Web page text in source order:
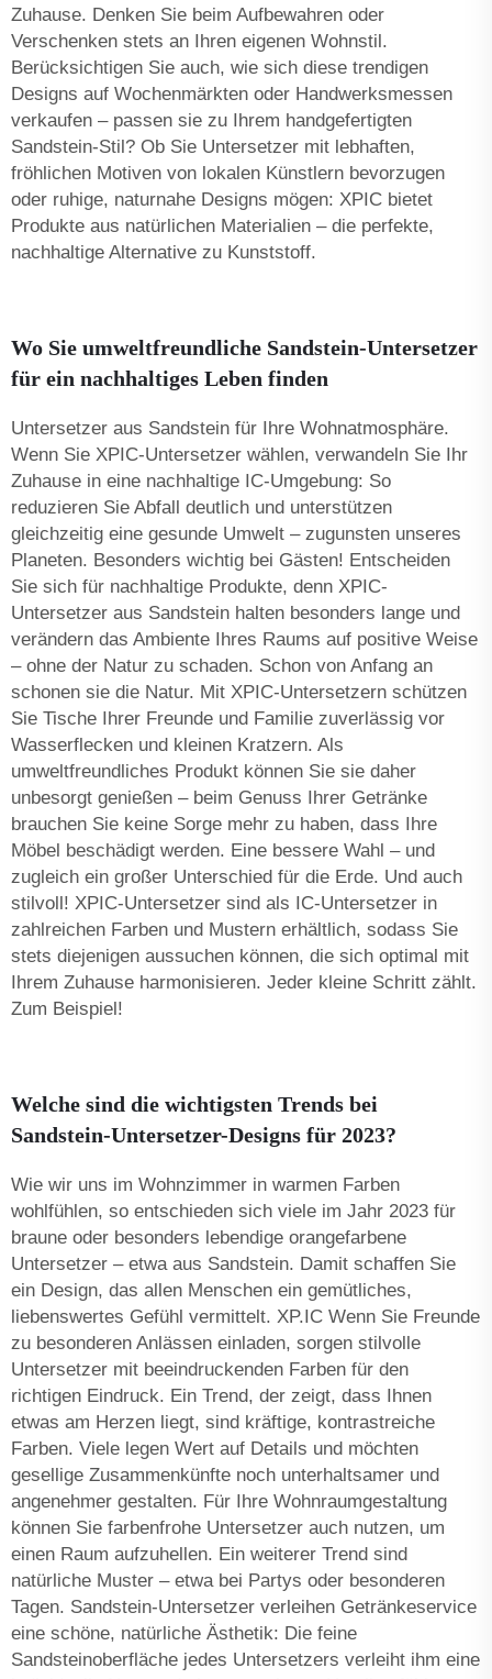
Zuhause. Denken Sie beim Aufbewahren oder
Verschenken stets an Ihren eigenen Wohnstil.
Berücksichtigen Sie auch, wie sich diese trendigen
Designs auf Wochenmärkten oder Handwerksmessen
verkaufen – passen sie zu Ihrem handgefertigten
Sandstein-Stil? Ob Sie Untersetzer mit lebhaften,
fröhlichen Motiven von lokalen Künstlern bevorzugen
oder ruhige, naturnahe Designs mögen: XPIC bietet
Produkte aus natürlichen Materialien – die perfekte,
nachhaltige Alternative zu Kunststoff.
Wo Sie umweltfreundliche Sandstein-Untersetzer
für ein nachhaltiges Leben finden
Untersetzer aus Sandstein für Ihre Wohnatmosphäre.
Wenn Sie XPIC-Untersetzer wählen, verwandeln Sie Ihr
Zuhause in eine nachhaltige IC-Umgebung: So
reduzieren Sie Abfall deutlich und unterstützen
gleichzeitig eine gesunde Umwelt – zugunsten unseres
Planeten. Besonders wichtig bei Gästen! Entscheiden
Sie sich für nachhaltige Produkte, denn XPIC-
Untersetzer aus Sandstein halten besonders lange und
verändern das Ambiente Ihres Raums auf positive Weise
– ohne der Natur zu schaden. Schon von Anfang an
schonen sie die Natur. Mit XPIC-Untersetzern schützen
Sie Tische Ihrer Freunde und Familie zuverlässig vor
Wasserflecken und kleinen Kratzern. Als
umweltfreundliches Produkt können Sie sie daher
unbesorgt genießen – beim Genuss Ihrer Getränke
brauchen Sie keine Sorge mehr zu haben, dass Ihre
Möbel beschädigt werden. Eine bessere Wahl – und
zugleich ein großer Unterschied für die Erde. Und auch
stilvoll! XPIC-Untersetzer sind als IC-Untersetzer in
zahlreichen Farben und Mustern erhältlich, sodass Sie
stets diejenigen aussuchen können, die sich optimal mit
Ihrem Zuhause harmonisieren. Jeder kleine Schritt zählt.
Zum Beispiel!
Welche sind die wichtigsten Trends bei
Sandstein-Untersetzer-Designs für 2023?
Wie wir uns im Wohnzimmer in warmen Farben
wohlfühlen, so entschieden sich viele im Jahr 2023 für
braune oder besonders lebendige orangefarbene
Untersetzer – etwa aus Sandstein. Damit schaffen Sie
ein Design, das allen Menschen ein gemütliches,
liebenswertes Gefühl vermittelt. XP.IC Wenn Sie Freunde
zu besonderen Anlässen einladen, sorgen stilvolle
Untersetzer mit beeindruckenden Farben für den
richtigen Eindruck. Ein Trend, der zeigt, dass Ihnen
etwas am Herzen liegt, sind kräftige, kontrastreiche
Farben. Viele legen Wert auf Details und möchten
gesellige Zusammenkünfte noch unterhaltsamer und
angenehmer gestalten. Für Ihre Wohnraumgestaltung
können Sie farbenfrohe Untersetzer auch nutzen, um
einen Raum aufzuhellen. Ein weiterer Trend sind
natürliche Muster – etwa bei Partys oder besonderen
Tagen. Sandstein-Untersetzer verleihen Getränkeservice
eine schöne, natürliche Ästhetik: Die feine
Sandsteinoberfläche jedes Untersetzers verleiht ihm eine